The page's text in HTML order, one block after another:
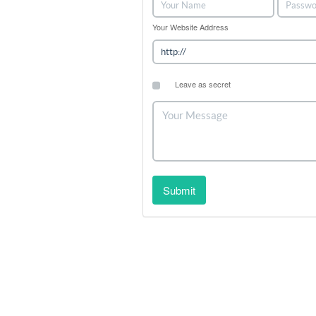
Your Website Address
Leave as secret
Submit